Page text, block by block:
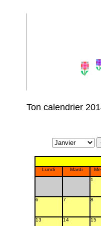
Ton calendrier
Lundi Mardi
1
6 7 8
13 14 15